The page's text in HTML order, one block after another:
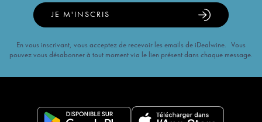
JE M'INSCRIS
En vous inscrivant, vous acceptez de recevoir les emails de iDealwine. Vous
pouvez vous désabonner à tout moment via le lien présent dans chaque message.